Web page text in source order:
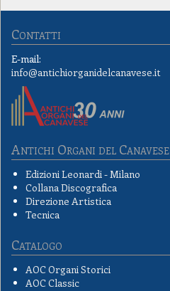
Contatti
E-mail:
info@antichiorganidelcanavese.it
Antichi Organi del Canavese
Edizioni Leonardi - Milano
Collana Discografica
Direzione Artistica
Tecnica
Catalogo
AOC Organi Storici
AOC Classic